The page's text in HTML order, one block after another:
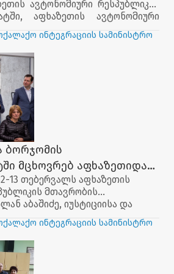
შორის მემორანდუმი
ავტონომიური რესპუბლიკის
აფხაზეთის ავტონომიური
სამრეწველო პალატის
შეხვედრა გაიმართა.
ხელი მოაწერიეს
მემორანდუმს,
აფხაზეთიდან იძულებით
ჩართულობას სხვადახვა
ღონისძიებებში, სოციალურ-
სფეროში.
ინტეგრაციის სამინისტრო
ბორჯომის
მცხოვრებ აფხაზეთიდან
შეხვდა
13 თებერვალს აფხაზეთის
მთავრობის
აბაშიძე, იუსტიციისა და
საკითხებში აფხაზეთის
მინისტრი დავით
ავტონომიური რესპუბლიკის
მოადგილე გია ბულისკერია
სანატორიუმებში მცხოვრებ
ინტეგრაციის სამინისტრო